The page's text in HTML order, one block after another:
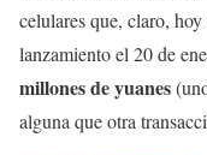
celulares que, claro,
lanzamiento el 20 de
millones de yuanes
alguna que otra